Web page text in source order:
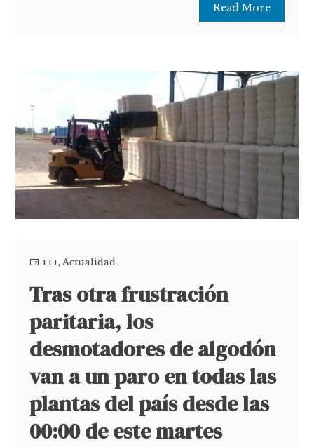
Read More
+++,Actualidad
Tras otra frustración
paritaria, los
desmotadores de algodón
van a un paro en todas las
plantas del país desde las
00:00 de este martes